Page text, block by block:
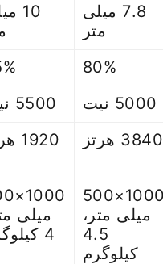
7.8 میلی
متر
10
80%
5000 نیت 5500 نیت
3840 هرتز 1920 هرتز
1000×500
میلی متر،
4.5
کیلوگرم
میلی
4 کیلوگرم